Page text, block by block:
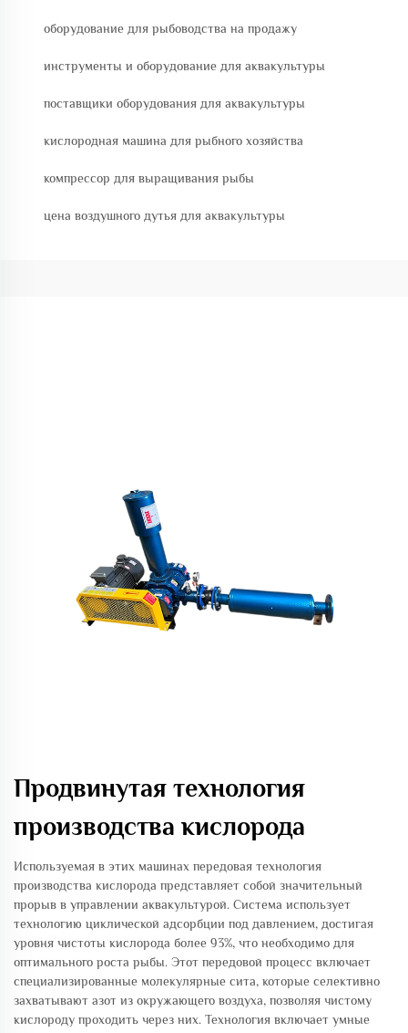
оборудование для рыбоводства на продажу
инструменты и оборудование для аквакультуры
поставщики оборудования для аквакультуры
кислородная машина для рыбного хозяйства
компрессор для выращивания рыбы
цена воздушного дутья для аквакультуры
Продвинутая технология
производства кислорода
Используемая в этих машинах передовая технология
производства кислорода представляет собой значительный
прорыв в управлении аквакультурой. Система использует
технологию циклической адсорбции под давлением, достигая
уровня чистоты кислорода более 93%, что необходимо для
оптимального роста рыбы. Этот передовой процесс включает
специализированные молекулярные сита, которые селективно
захватывают азот из окружающего воздуха, позволяя чистому
кислороду проходить через них. Технология включает умные